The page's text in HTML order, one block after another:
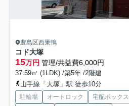
豊島区西巣鴨
コド大塚
15万円 管理/共益費6,000円
37.59㎡ (1LDK) /築5年 /2階建
山手線「大塚」駅 徒歩10分
駐輪場 オートロック 宅配ボックス